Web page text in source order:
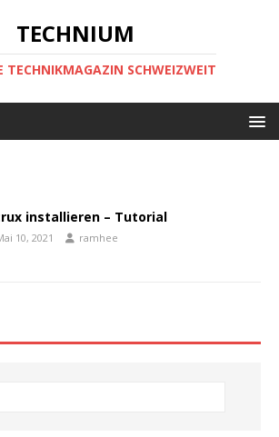
TECHNIUM
TECHNIKMAGAZIN SCHWEIZWEIT
installieren – Tutorial
10, 2021 ramhee